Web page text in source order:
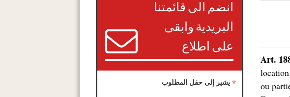
Art.
انضم الى قائمتنا
البريدية وابقى
على اطلاع
*يشير إلى حقل المطلوب